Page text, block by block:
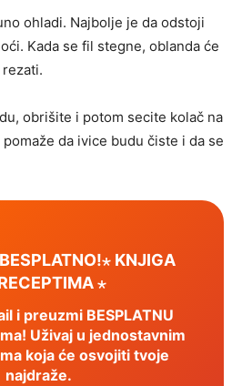
ohladi. Najbolje je da odstoji
Kada se fil stegne, oblanda će
obrišite i potom secite kolač na
da ivice budu čiste i da se
KNJIGA
⋆
i preuzmi BESPLATNU
Uživaj u jednostavnim
koja će osvojiti tvoje
najdraže.